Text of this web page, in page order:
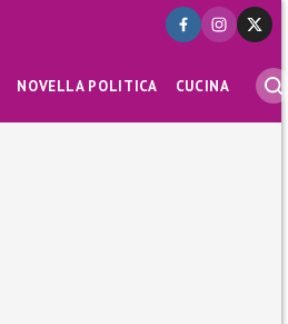
NOVELLA POLITICA CUCINA